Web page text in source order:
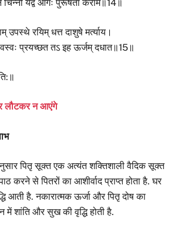
चिन्नो यद्व आगः पुरूषता कराम॥14॥
रयिम् धत्त दाशुषे मर्त्याय।
प्रयच्छत तऽ इह ऊर्जम् दधात॥15॥
लौटकर न आएंगे
पितृ सूक्त एक अत्यंत शक्तिशाली वैदिक सूक्त
करने से पितरों का आशीर्वाद प्राप्त होता है. घर
आती है. नकारात्मक ऊर्जा और पितृ दोष का
में शांति और सुख की वृद्धि होती है.